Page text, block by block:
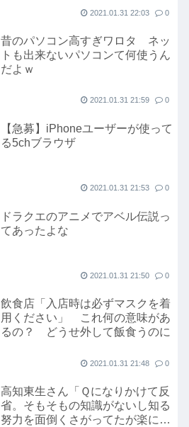
2021.01.31 22:03 0
昔のパソコン高すぎワロタ ネッ
トも出来ないパソコンて何使うん
だよｗ
2021.01.31 21:59 0
【急募】iPhoneユーザーが使って
る5chブラウザ
2021.01.31 21:53 0
ドラクエのアニメでアベル伝説っ
てあったよな
2021.01.31 21:50 0
飲食店「入店時は必ずマスクを着
用ください」 これ何の意味があ
るの？ どうせ外して飯食うのに
2021.01.31 21:48 0
高知東生さん「Ｑになりかけて反
省。そもそもの知識がないし知る
努力を面倒くさがってたが楽に賢